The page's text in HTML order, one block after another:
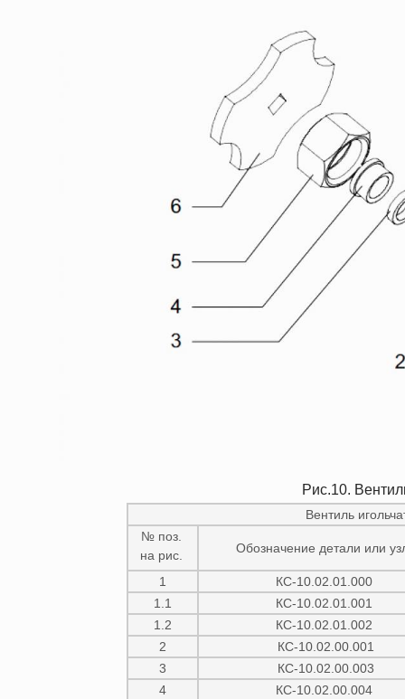
Рис.10.
Вентиль
№ поз.
на рис.
Обозначение детали или
1
КС-10.02.01.000
1.1
КС-10.02.01.001
1.2
КС-10.02.01.002
2
КС-10.02.00.001
3
КС-10.02.00.003
4
КС-10.02.00.004